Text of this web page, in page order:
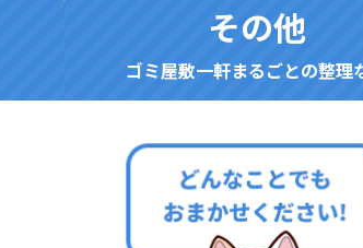
その他
ゴミ屋敷一軒まるごとの整理